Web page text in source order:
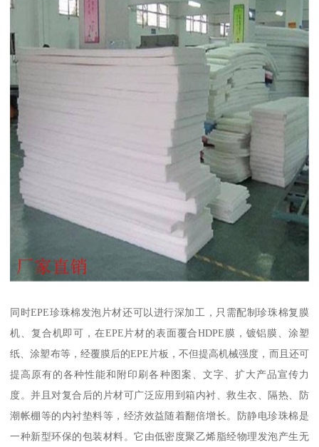
同时EPE珍珠棉发泡片材还可以进行深加工，只需配制珍珠棉复膜
机、复合机即可，在EPE片材的表面覆合HDPE膜，镀铝膜、涂塑
纸、涂塑布等，经覆膜后的EPE片板，不但提高机械强度，而且还可
提高原有的各种性能和附印刷各种图案、文字、扩大产品宣传力
度。并且对复合后的片材可广泛应用到箱内衬、救生衣、隔热、防
潮帐棚等的内衬垫料等，经济效益随着翻倍增长。防静电珍珠棉是
一种新型环保的包装材料。它由低密度聚乙烯脂经物理发泡产生无